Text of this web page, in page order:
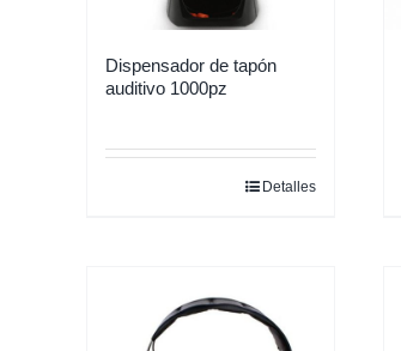
Dispensador de tapón
auditivo 1000pz
Detalles